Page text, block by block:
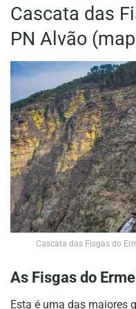
Cascata das
PN Alvão
Cascata das Fisgas do
As Fisgas do
Esta é uma das maiores